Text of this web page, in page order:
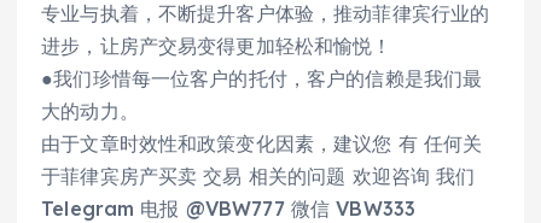
专业与执着，不断提升客户体验，推动菲律宾行业的
进步，让房产交易变得更加轻松和愉悦！
●我们珍惜每一位客户的托付，客户的信赖是我们最
大的动力。
由于文章时效性和政策变化因素，建议您 有 任何关
于菲律宾房产买卖 交易 相关的问题 欢迎咨询 我们
Telegram 电报 @VBW777 微信 VBW333